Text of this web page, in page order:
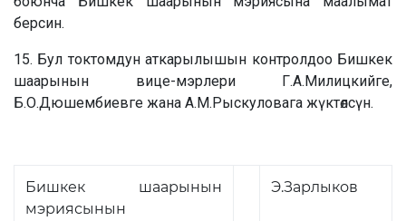
берсин.
15. Бул токтомдун аткарылышын контролдоо Бишкек
шаарынын вице-мэрлери Г.А.Милицкийге,
Б.О.Дюшембиевге жана А.М.Рыскуловага жүктөлсүн.
Бишкек шаарынын
мэриясынын
Э.Зарлыков